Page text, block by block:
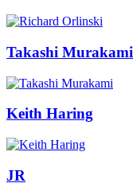
Takashi Murakami
Keith Haring
JR